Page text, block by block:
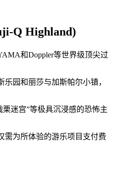
Q Highland)
和Doppler等世界级顶尖过
乐园和丽莎与加斯帕尔小镇，
栗迷宫”等极具沉浸感的恐怖主
需为所体验的游乐项目支付费